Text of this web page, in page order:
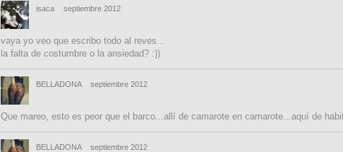
isaca septiembre 2012
vaya yo veo que escribo todo al reves...
la falta de costumbre o la ansiedad? :))
BELLADONA septiembre 2012
Que mareo, esto es peor que el barco...allí de camarote en camarote...aquí de
BELLADONA septiembre 2012